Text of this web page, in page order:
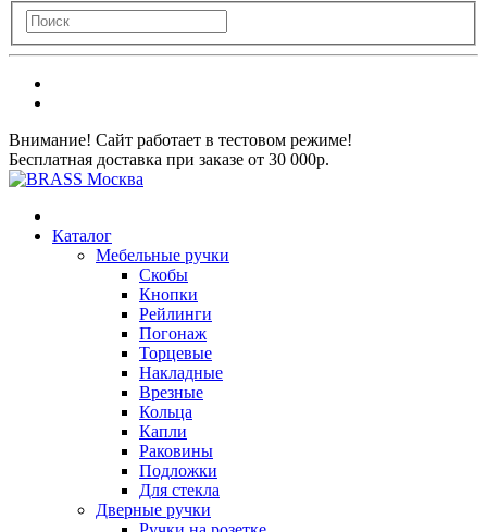
Внимание! Сайт работает в тестовом режиме!
Бесплатная доставка при заказе от 30 000р.
Каталог
Мебельные ручки
Скобы
Кнопки
Рейлинги
Погонаж
Торцевые
Накладные
Врезные
Кольца
Капли
Раковины
Подложки
Для стекла
Дверные ручки